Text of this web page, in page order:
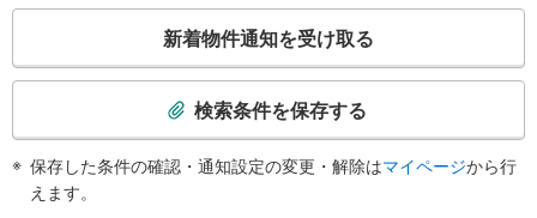
【西日本鉄道】
検
新着物件通知を受け取る
検索条件を保存する
保存した条件の確認・通知設定の変更・解除はマイページから行
えます。